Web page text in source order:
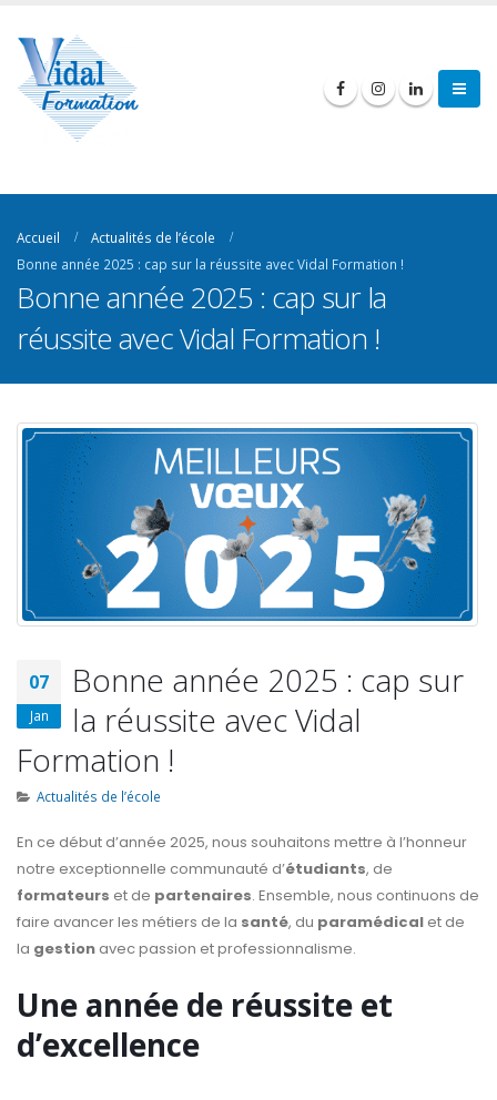
Accueil
Actualités de l’école
Bonne année 2025 : cap sur la réussite avec Vidal Formation !
Bonne année 2025 : cap sur la
réussite avec Vidal Formation !
07
Jan
Bonne année 2025 : cap sur
la réussite avec Vidal
Formation !
Actualités de l’école
En ce début d’année 2025, nous souhaitons mettre à l’honneur
notre exceptionnelle communauté d’étudiants, de
formateurs et de partenaires. Ensemble, nous continuons de
faire avancer les métiers de la santé, du paramédical et de
la gestion avec passion et professionnalisme.
Une année de réussite et
d’excellence